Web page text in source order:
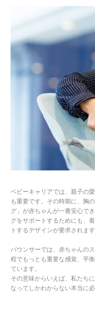
ベビーキャリアでは、親子の
も重要です。その時期に、胸
グ」が赤ちゃんが一番安心で
グをサポートするためにも、
トするデザインが要求されます
バウンサーでは、赤ちゃんの
程でもっとも重要な感覚、平
ています。
その意味からいえば、私たち
なってしかわからない本当に